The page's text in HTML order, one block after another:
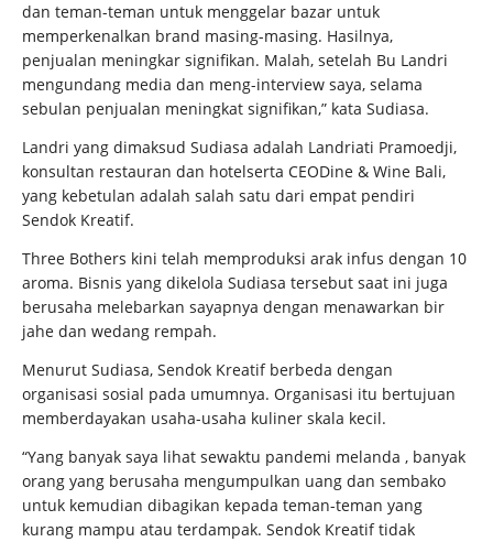
dan teman-teman untuk menggelar bazar untuk
memperkenalkan brand masing-masing. Hasilnya,
penjualan meningkar signifikan. Malah, setelah Bu Landri
mengundang media dan meng-interview saya, selama
sebulan penjualan meningkat signifikan,” kata Sudiasa.
Landri yang dimaksud Sudiasa adalah Landriati Pramoedji,
konsultan restauran dan hotelserta CEODine & Wine Bali,
yang kebetulan adalah salah satu dari empat pendiri
Sendok Kreatif.
Three Bothers kini telah memproduksi arak infus dengan 10
aroma. Bisnis yang dikelola Sudiasa tersebut saat ini juga
berusaha melebarkan sayapnya dengan menawarkan bir
jahe dan wedang rempah.
Menurut Sudiasa, Sendok Kreatif berbeda dengan
organisasi sosial pada umumnya. Organisasi itu bertujuan
memberdayakan usaha-usaha kuliner skala kecil.
“Yang banyak saya lihat sewaktu pandemi melanda , banyak
orang yang berusaha mengumpulkan uang dan sembako
untuk kemudian dibagikan kepada teman-teman yang
kurang mampu atau terdampak. Sendok Kreatif tidak